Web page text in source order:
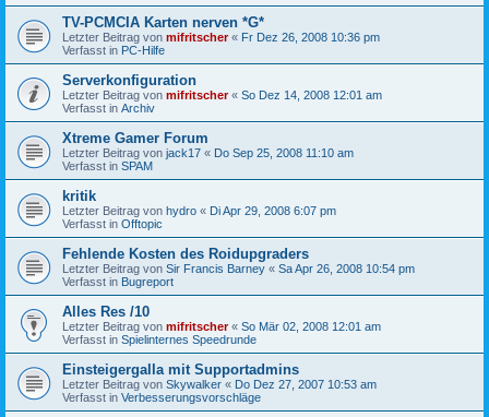
TV-PCMCIA Karten nerven *G*
Letzter Beitrag von mifritscher« Fr Dez 26, 2008 10:36 pm
Verfasst in PC-Hilfe
Serverkonfiguration
Letzter Beitrag von mifritscher« So Dez 14, 2008 12:01 am
Verfasst in Archiv
Xtreme Gamer Forum
Letzter Beitrag von jack17 « Do Sep 25, 2008 11:10 am
Verfasst in SPAM
kritik
Letzter Beitrag von hydro « Di Apr 29, 2008 6:07 pm
Verfasst in Offtopic
Fehlende Kosten des Roidupgraders
Letzter Beitrag von Sir Francis Barney « Sa Apr 26, 2008 10:54 pm
Verfasst in Bugreport
Alles Res /10
Letzter Beitrag von mifritscher« So Mär 02, 2008 12:01 am
Verfasst in Spielinternes Speedrunde
Einsteigergalla mit Supportadmins
Letzter Beitrag von Skywalker « Do Dez 27, 2007 10:53 am
Verfasst in Verbesserungsvorschläge